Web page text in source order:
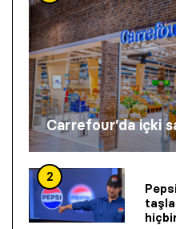
Carrefour’da içki
2